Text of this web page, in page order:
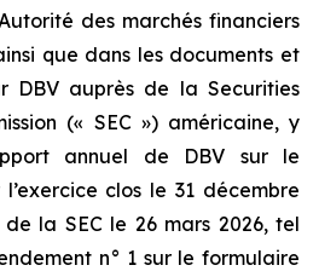
des marchés financiers
que dans les documents et
DBV auprès de la Securities
(« SEC ») américaine, y
annuel de DBV sur le
clos le 31 décembre
la SEC le 26 mars 2026, tel
n° 1 sur le formulaire